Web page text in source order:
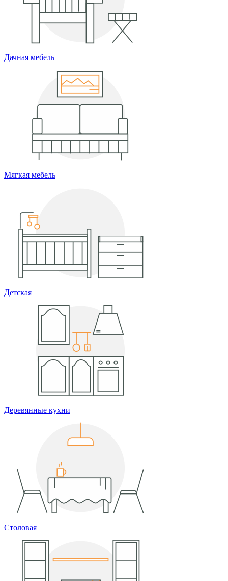
Дачная мебель
Мягкая мебель
Детская
Деревянные кухни
Столовая